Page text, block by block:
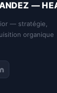
—
— stratégie,
organique
Damien
de
LinkedIn de